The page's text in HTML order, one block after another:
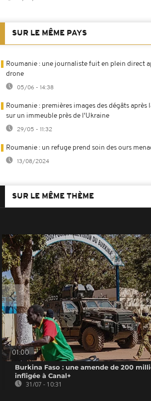
SUR LE MÊME PAYS
Roumanie : une journaliste fuit en plein direct
drone
05/06 - 14:38
Roumanie : premières images des dégâts
sur un immeuble près de l'Ukraine
29/05 - 11:32
Roumanie : un refuge prend soin des ours
13/08/2024
SUR LE MÊME THÈME
01:00
Burkina Faso : une amende de 200
infligée à Canal+
31/07 - 10:31